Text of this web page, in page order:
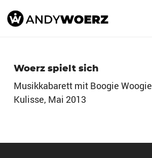
Woerz spielt sich
Musikkabarett mit Boogie Woogie
Kulisse, Mai 2013